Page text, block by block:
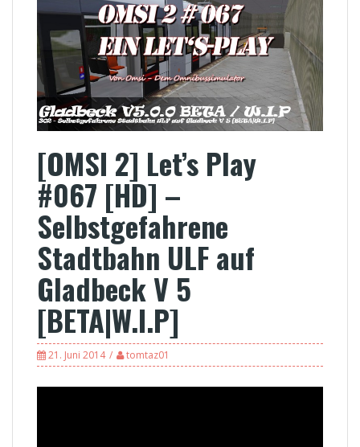
[OMSI 2] Let’s Play
#067 [HD] –
Selbstgefahrene
Stadtbahn ULF auf
Gladbeck V 5
[BETA|W.I.P]
21. Juni 2014 tomtaz01